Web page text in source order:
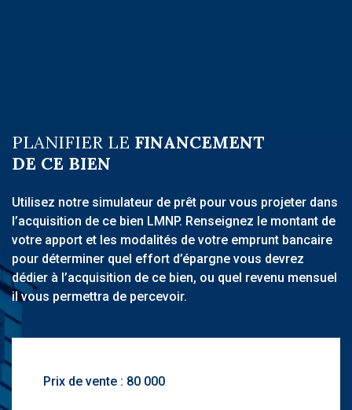
PLANIFIER LE FINANCEMENT
DE CE BIEN
Utilisez notre simulateur de prêt pour vous projeter dans
l’acquisition de ce bien LMNP. Renseignez le montant de
votre apport et les modalités de votre emprunt bancaire
pour déterminer quel effort d’épargne vous devrez
dédier à l’acquisition de ce bien, ou quel revenu mensuel
il vous permettra de percevoir.
Prix de vente :